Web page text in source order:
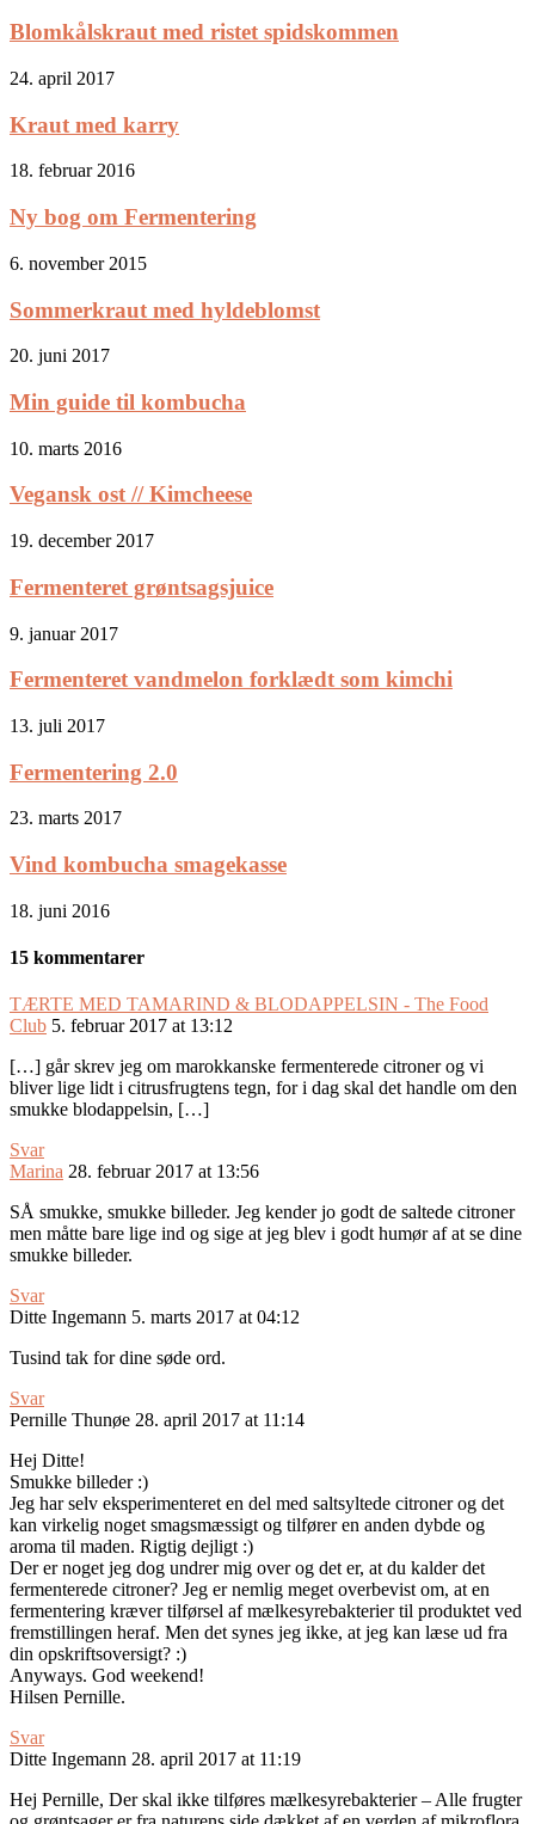
Blomkålskraut med ristet spidskommen
24. april 2017
Kraut med karry
18. februar 2016
Ny bog om Fermentering
6. november 2015
Sommerkraut med hyldeblomst
20. juni 2017
Min guide til kombucha
10. marts 2016
Vegansk ost // Kimcheese
19. december 2017
Fermenteret grøntsagsjuice
9. januar 2017
Fermenteret vandmelon forklædt som kimchi
13. juli 2017
Fermentering 2.0
23. marts 2017
Vind kombucha smagekasse
18. juni 2016
15 kommentarer
TÆRTE MED TAMARIND & BLODAPPELSIN - The Food
Club 5. februar 2017 at 13:12
[…] går skrev jeg om marokkanske fermenterede citroner og vi
bliver lige lidt i citrusfrugtens tegn, for i dag skal det handle om den
smukke blodappelsin, […]
Svar
Marina 28. februar 2017 at 13:56
SÅ smukke, smukke billeder. Jeg kender jo godt de saltede citroner
men måtte bare lige ind og sige at jeg blev i godt humør af at se dine
smukke billeder.
Svar
Ditte Ingemann 5. marts 2017 at 04:12
Tusind tak for dine søde ord.
Svar
Pernille Thunøe 28. april 2017 at 11:14
Hej Ditte!
Smukke billeder :)
Jeg har selv eksperimenteret en del med saltsyltede citroner og det
kan virkelig noget smagsmæssigt og tilfører en anden dybde og
aroma til maden. Rigtig dejligt :)
Der er noget jeg dog undrer mig over og det er, at du kalder det
fermenterede citroner? Jeg er nemlig meget overbevist om, at en
fermentering kræver tilførsel af mælkesyrebakterier til produktet ved
fremstillingen heraf. Men det synes jeg ikke, at jeg kan læse ud fra
din opskriftsoversigt? :)
Anyways. God weekend!
Hilsen Pernille.
Svar
Ditte Ingemann 28. april 2017 at 11:19
Hej Pernille, Der skal ikke tilføres mælkesyrebakterier – Alle frugter